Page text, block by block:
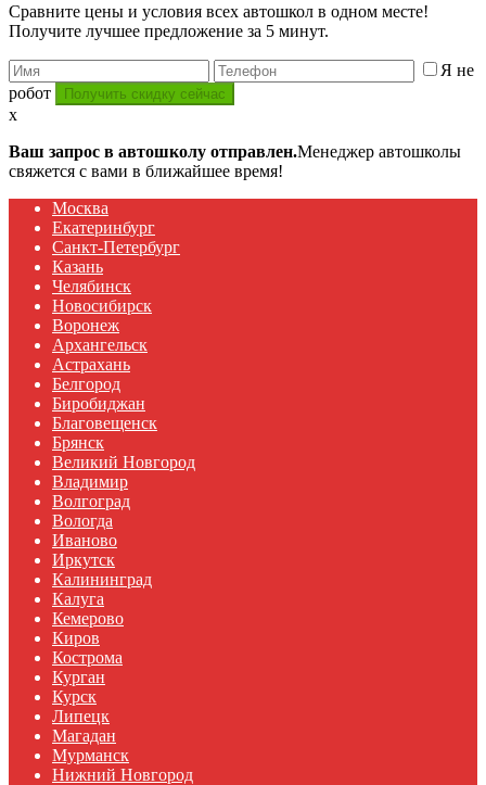
Сравните цены и условия всех автошкол в одном месте!
Получите лучшее предложение за 5 минут.
Я не
робот
x
Ваш запрос в автошколу отправлен.Менеджер автошколы
свяжется с вами в ближайшее время!
Москва
Екатеринбург
Санкт-Петербург
Казань
Челябинск
Новосибирск
Воронеж
Архангельск
Астрахань
Белгород
Биробиджан
Благовещенск
Брянск
Великий Новгород
Владимир
Волгоград
Вологда
Иваново
Иркутск
Калининград
Калуга
Кемерово
Киров
Кострома
Курган
Курск
Липецк
Магадан
Мурманск
Нижний Новгород